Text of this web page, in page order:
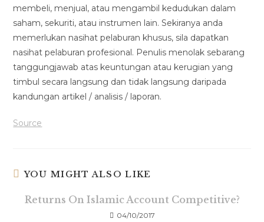
membeli, menjual, atau mengambil kedudukan dalam
saham, sekuriti, atau instrumen lain. Sekiranya anda
memerlukan nasihat pelaburan khusus, sila dapatkan
nasihat pelaburan profesional. Penulis menolak sebarang
tanggungjawab atas keuntungan atau kerugian yang
timbul secara langsung dan tidak langsung daripada
kandungan artikel / analisis / laporan.
Source
YOU MIGHT ALSO LIKE
Returns On Islamic Account Competitive?
04/10/2017